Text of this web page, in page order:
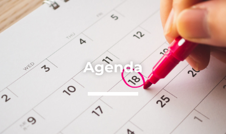
Agenda
Panneau de gestion des cookies